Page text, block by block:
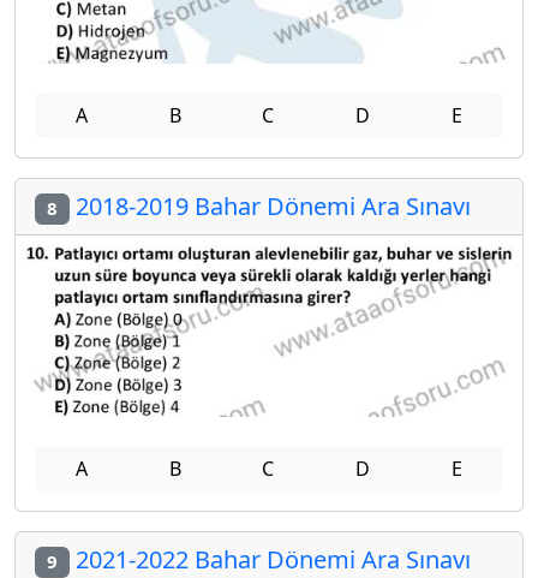
A B C D E
8 2018-2019 Bahar Dönemi Ara Sınavı
A B C D E
9 2021-2022 Bahar Dönemi Ara Sınavı